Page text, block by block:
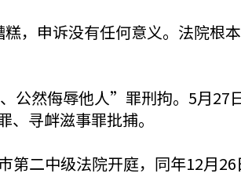
，申诉没有任何意义。法院根
公然侮辱他人”罪刑拘。5月27
寻衅滋事罪批捕。
第二中级法院开庭，同年12月